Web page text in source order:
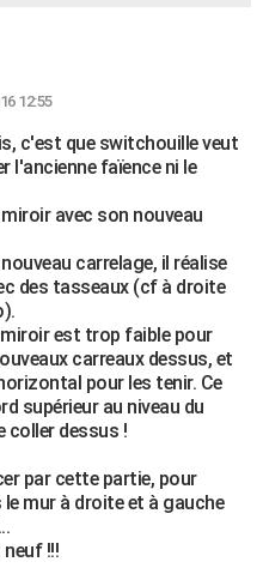
12:55
c'est que switchouille veut
l'ancienne faïence ni le
avec son nouveau
carrelage, il réalise
des tasseaux (cf à droite
est trop faible pour
carreaux dessus, et
pour les tenir. Ce
supérieur au niveau du
coller dessus !
par cette partie, pour
mur à droite et à gauche
!!!